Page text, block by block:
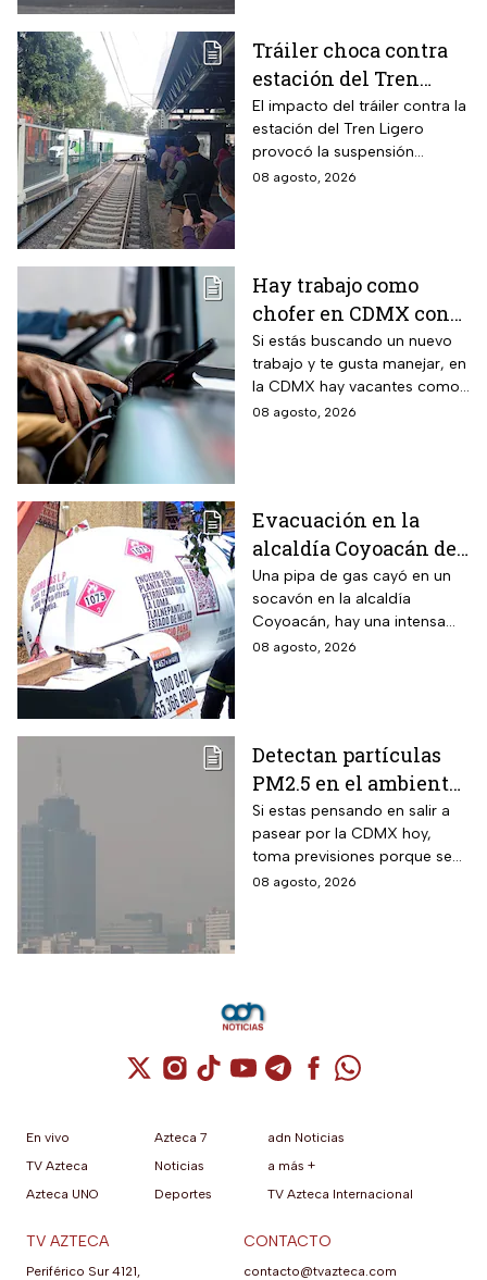
Tráiler choca contra
estación del Tren
Ligero en CDMX
El impacto del tráiler contra la
estación del Tren Ligero
provocó la suspensión
momentánea del servicio
08 agosto, 2026
Hay trabajo como
chofer en CDMX con
sueldo de 13 mil 500
pesos; requisitos para
aplicar
Si estás buscando un nuevo
trabajo y te gusta manejar, en
la CDMX hay vacantes como
chofer y aquí te decimos
08 agosto, 2026
Evacuación en la
alcaldía Coyoacán de
CDMX tras caída de
una pipa en un
socavón
Una pipa de gas cayó en un
socavón en la alcaldía
Coyoacán, hay una intensa
movilización de servicios de
08 agosto, 2026
Detectan partículas
PM2.5 en el ambiente;
así esta la calidad del
aire hoy en la CDMX
Si estas pensando en salir a
pasear por la CDMX hoy,
toma previsiones porque se
detectaron partículas
08 agosto, 2026
Cuenta de X / Twitter (se abre en una
Cuenta de Instagram (se abre en una
Cuenta de TikTok (se abre en
Cuenta de YouTube (se abre
Cuenta de Telegram (se
Cuenta de
Cuenta de
En vivo
TV Azteca
Azteca UNO
Azteca 7
Noticias
Deportes
adn Noticias
a más +
TV Azteca Internacional
TV AZTECA
Periférico Sur 4121,
CONTACTO
contacto@tvazteca.com